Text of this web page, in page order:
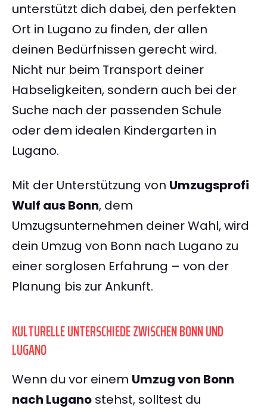
unterstützt dich dabei, den perfekten
Ort in Lugano zu finden, der allen
deinen Bedürfnissen gerecht wird.
Nicht nur beim Transport deiner
Habseligkeiten, sondern auch bei der
Suche nach der passenden Schule
oder dem idealen Kindergarten in
Lugano.
Mit der Unterstützung von Umzugsprofi
Wulf aus Bonn, dem
Umzugsunternehmen deiner Wahl, wird
dein Umzug von Bonn nach Lugano zu
einer sorglosen Erfahrung – von der
Planung bis zur Ankunft.
KULTURELLE UNTERSCHIEDE ZWISCHEN BONN UND
LUGANO
Wenn du vor einem Umzug von Bonn
nach Lugano stehst, solltest du